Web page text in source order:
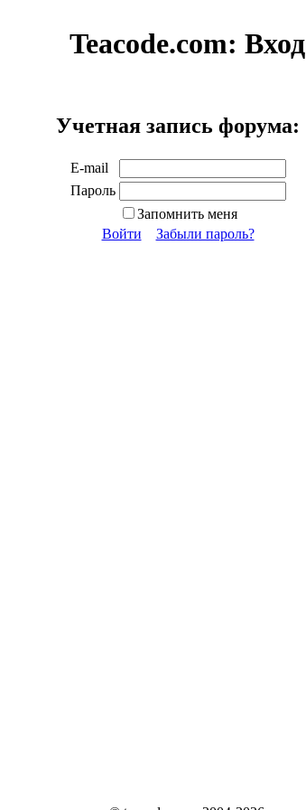
Teacode.com: Вход
Учетная запись форума:
E-mail
Пароль
Запомнить меня
Войти
Забыли пароль?